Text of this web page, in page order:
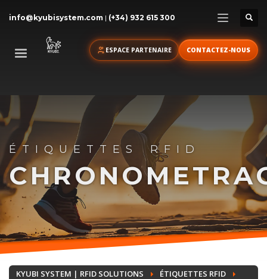
info@kyubisystem.com | (+34) 932 615 300
ESPACE PARTENAIRE CONTACTEZ-NOUS
ÉTIQUETTES RFID
KYUBI SYSTEM | RFID SOLUTIONS
ÉTIQUETTES RFID